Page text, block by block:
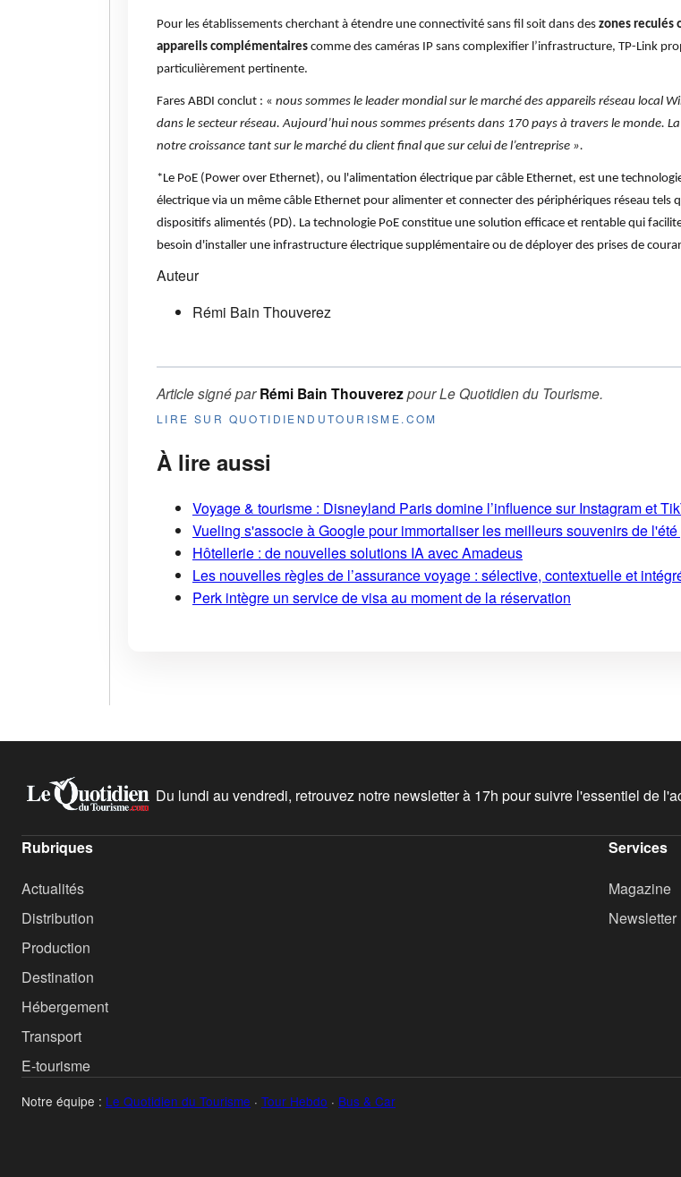
Pour les établissements cherchant à étendre une connectivité sans fil soit dans des zones reculés
appareils complémentaires comme des caméras IP sans complexifier l’infrastructure, TP-Link
particulièrement pertinente.
Fares ABDI conclut : « nous sommes le leader mondial sur le marché des appareils réseau local
dans le secteur réseau. Aujourd’hui nous sommes présents dans 170 pays à travers le monde.
notre croissance tant sur le marché du client final que sur celui de l’entreprise ».
*Le PoE (Power over Ethernet), ou l'alimentation électrique par câble Ethernet, est une
électrique via un même câble Ethernet pour alimenter et connecter des périphériques réseau tels
dispositifs alimentés (PD). La technologie PoE constitue une solution efficace et rentable qui
besoin d'installer une infrastructure électrique supplémentaire ou de déployer des prises de
Auteur
Rémi Bain Thouverez
Article signé parRémi Bain ThouverezpourLe Quotidien du Tourisme.
LIRE SUR QUOTIDIENDUTOURISME.COM
À lire aussi
Voyage & tourisme : Disneyland Paris domine l’influence sur Instagram et
Vueling s'associe à Google pour immortaliser les meilleurs souvenirs de
Hôtellerie : de nouvelles solutions IA avec Amadeus
Les nouvelles règles de l’assurance voyage : sélective, contextuelle et
Perk intègre un service de visa au moment de la réservation
Du lundi au vendredi, retrouvez notre newsletter à 17h pour suivre l'essentiel de
Rubriques
Actualités
Distribution
Production
Destination
Hébergement
Transport
E-tourisme
Services
Magazine
Newsletter
Notre équipe : Le Quotidien du Tourisme · Tour Hebdo · Bus & Car